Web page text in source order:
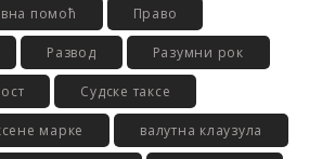
помоћ Право
Развод Разумни рок
Судске таксе
марке валутна клаузула